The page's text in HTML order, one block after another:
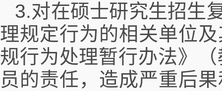
3.对在硕士研究生招生
理规定行为的相关单位
规行为处理暂行办法》
员的责任，造成严重后